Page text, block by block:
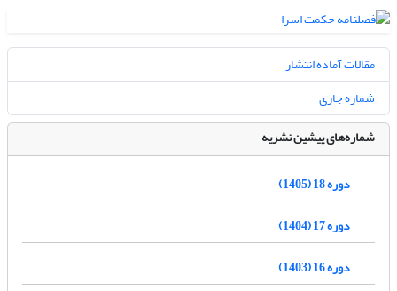
مقالات آماده انتشار
شماره جاری
شماره‌های پیشین نشریه
دوره 18 (1405)
دوره 17 (1404)
دوره 16 (1403)